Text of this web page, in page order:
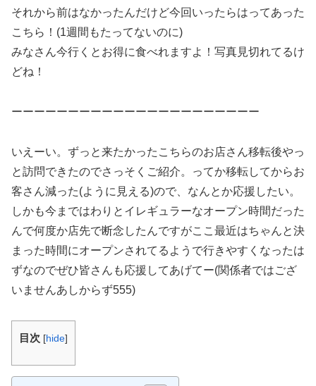
それから前はなかったんだけど今回いったらはってあった
こちら！(1週間もたってないのに)
みなさん今行くとお得に食べれますよ！写真見切れてるけ
どね！
ーーーーーーーーーーーーーーーーーーーーーー
いえーい。ずっと来たかったこちらのお店さん移転後やっ
と訪問できたのでさっそくご紹介。ってか移転してからお
客さん減った(ように見える)ので、なんとか応援したい。
しかも今まではわりとイレギュラーなオープン時間だった
んで何度か店先で断念したんですがここ最近はちゃんと決
まった時間にオープンされてるようで行きやすくなったは
ずなのでぜひ皆さんも応援してあげてー(関係者ではござ
いませんあしからず555)
目次 [hide]